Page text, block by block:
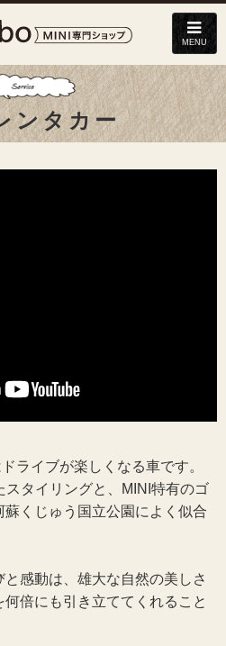
MENU
ンタカー
ライブが楽しくなる車です。
スタイリングと、MINI特有のゴ
くじゅう国立公園によく似合
感動は、雄大な自然の美しさ
倍にも引き立ててくれること